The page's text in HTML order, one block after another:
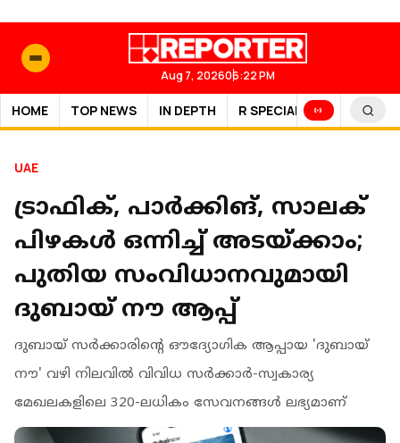
Aug 7, 202606:22 PM
HOME TOP NEWS IN DEPTH R SPECIAL SPORTS
UAE
ട്രാഫിക്, പാർക്കിങ്, സാലക്
പിഴകൾ ഒന്നിച്ച് അടയ്ക്കാം;
പുതിയ സംവിധാനവുമായി
ദുബായ് നൗ ആപ്പ്
ദുബായ് സർക്കാരിന്റെ ഔദ്യോഗിക ആപ്പായ 'ദുബായ്
നൗ' വഴി നിലവിൽ വിവിധ സർക്കാർ-സ്വകാര്യ
മേഖലകളിലെ 320-ലധികം സേവനങ്ങൾ ലഭ്യമാണ്